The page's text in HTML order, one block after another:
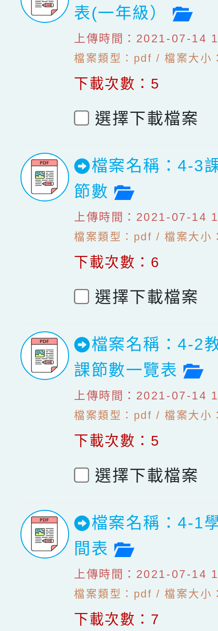
表(一年級）
檔
上傳時間：2021-07-14
檔案類型：pdf / 檔案大小
下載次數：5
選擇下載檔案
檔案名稱：4-3
節數
檔案預覽
上傳時間：2021-07-14
檔案類型：pdf / 檔案大小
下載次數：6
選擇下載檔案
檔案名稱：4-2
課節數一覽表
上傳時間：2021-07-14
檔案類型：pdf / 檔案大小
下載次數：5
選擇下載檔案
檔案名稱：4-1
間表
檔案預覽
上傳時間：2021-07-14
檔案類型：pdf / 檔案大小
下載次數：7